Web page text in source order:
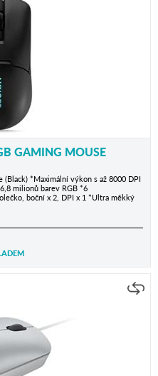
GAMING MOUSE
(Black) *Maximální výkon s až 8000 DPI
milionů barev RGB *6
boční x 2, DPI x 1 *Ultra měkký